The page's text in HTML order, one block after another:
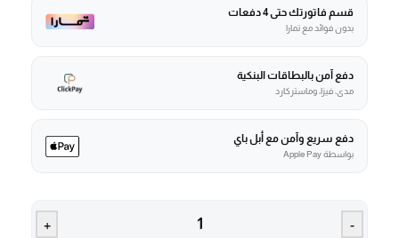
قسم فاتورتك حتى 4 دفعات
بدون فوائد مع تمارا
دفع آمن بالبطاقات البنكية
مدى، فيزا، وماستركارد
دفع سريع وآمن مع أبل باي
بواسطة Apple Pay
-
+